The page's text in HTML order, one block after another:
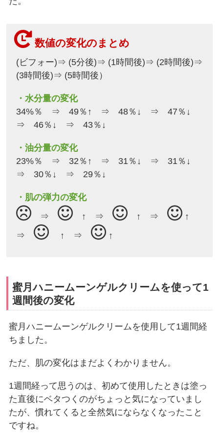
数値の変化のまとめ
(ビフォー)⇒ (5分後)⇒ (1時間後)⇒ (2時間後)⇒
(3時間後)⇒ (5時間後）
・水分量の変化
34%％ ⇒ 49％↑ ⇒ 48％↓ ⇒ 47％↓
⇒ 46％↓ ⇒ 43％↓
・油分量の変化
23%％ ⇒ 32％↑ ⇒ 31％↓ ⇒ 31％↓
⇒ 30％↓ ⇒ 29％↓
・肌の弾力の変化
⇒
↑ ⇒ ↑ ⇒
↑
⇒
↑ ⇒ ↑
蜜月ハニームーンゲルクリームを使って1
週間後の変化
蜜月ハニームーンゲルクリームを使用して1週間経
ちました。
ただ、肌の変化はまだよくわかりません。
1週間経って思うのは、初めて使用したときは塗っ
た直後にベタつくのがちょっと気になっていまし
たが、慣れてくると全然気にならなくなったこと
ですね。